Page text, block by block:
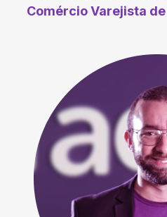
Comércio Varejista